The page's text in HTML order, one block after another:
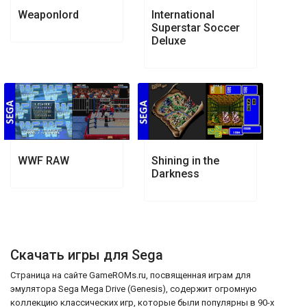
Weaponlord
International
Superstar Soccer
Deluxe
WWF RAW
Shining in the
Darkness
Скачать игры для Sega
Страница на сайте GameROMs.ru, посвященная играм для
эмулятора Sega Mega Drive (Genesis), содержит огромную
коллекцию классических игр, которые были популярны в 90-х